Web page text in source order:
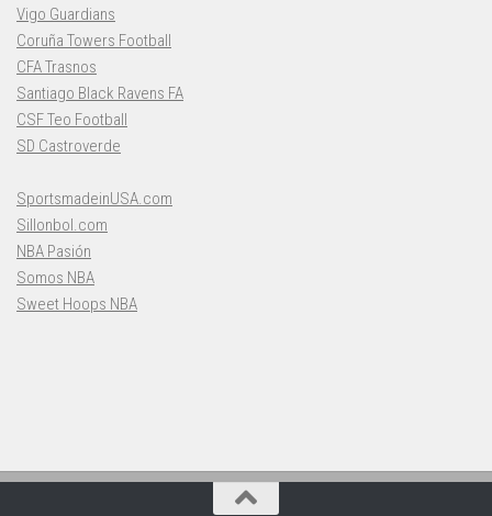
Vigo Guardians
Coruña Towers Football
CFA Trasnos
Santiago Black Ravens FA
CSF Teo Football
SD Castroverde
SportsmadeinUSA.com
Sillonbol.com
NBA Pasión
Somos NBA
Sweet Hoops NBA